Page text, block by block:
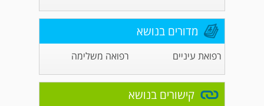
מדורים בנושא
רפואת עיניים רפואה משלימה
קישורים בנושא